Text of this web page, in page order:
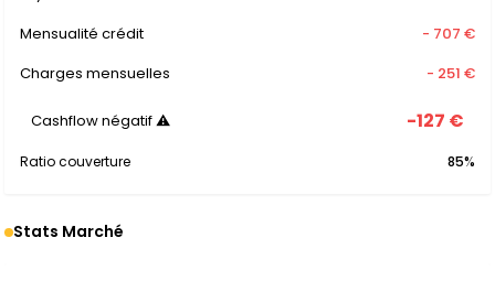
Mensualité crédit
- 707 €
Charges mensuelles
- 251 €
Cashflow négatif ⚠ -127 €
Ratio couverture 85%
Stats Marché